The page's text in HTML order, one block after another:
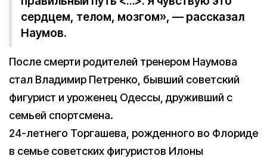
сердцем, телом, мозгом», — рассказал
Наумов.
После смерти родителей тренером Наумова
стал Владимир Петренко, бывший советский
фигурист и уроженец Одессы, друживший с
семьей спортсмена.
24-летнего Торгашева, рожденного во Флориде
в семье советских фигуристов Илоны